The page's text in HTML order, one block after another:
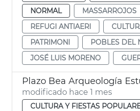
NORMAL
MASSARROJOS
REFUGI ANTIAERI
PATRIMONI
POBLES DEL
JOSÉ LUIS MORENO
modificado hace 1 mes
CULTURA Y FIESTAS